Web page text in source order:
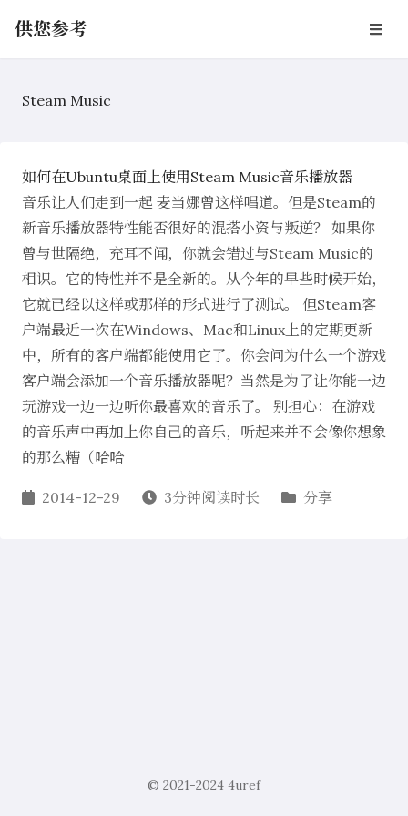
供您参考
Steam Music
如何在Ubuntu桌面上使用Steam Music音乐播放器
音乐让人们走到一起 麦当娜曾这样唱道。但是Steam的
新音乐播放器特性能否很好的混搭小资与叛逆？ 如果你
曾与世隔绝，充耳不闻，你就会错过与Steam Music的
相识。它的特性并不是全新的。从今年的早些时候开始，
它就已经以这样或那样的形式进行了测试。 但Steam客
户端最近一次在Windows、Mac和Linux上的定期更新
中，所有的客户端都能使用它了。你会问为什么一个游戏
客户端会添加一个音乐播放器呢？当然是为了让你能一边
玩游戏一边一边听你最喜欢的音乐了。 别担心：在游戏
的音乐声中再加上你自己的音乐，听起来并不会像你想象
的那么糟（哈哈
2014-12-29 3分钟阅读时长 分享
© 2021-2024 4uref